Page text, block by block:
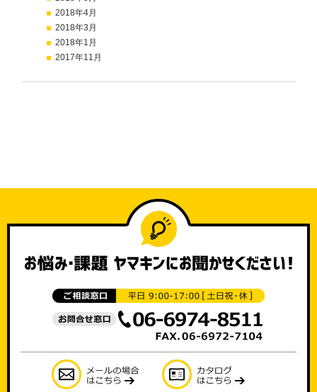
2018年4月
2018年3月
2018年1月
2017年11月